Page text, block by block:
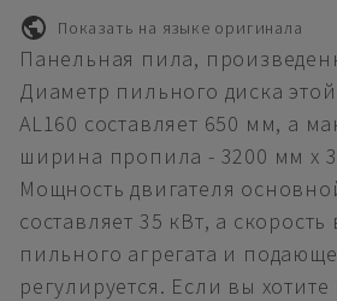
Показать на языке оригинала
Панельная пила,
Диаметр пильного диска этой
AL160 составляет 650 мм, а
ширина пропила - 3200 мм x
Мощность двигателя
составляет 35 кВт, а
пильного агрегата и
регулируется. Если вы хотите